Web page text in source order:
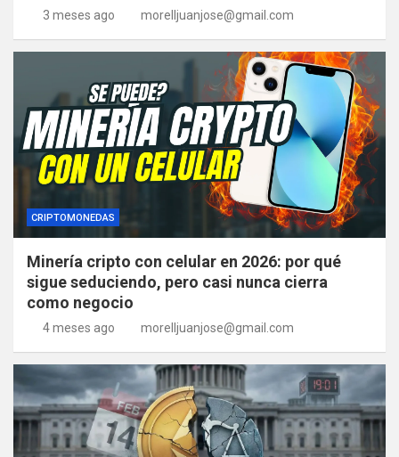
3 meses ago morelljuanjose@gmail.com
CRIPTOMONEDAS
Minería cripto con celular en 2026: por qué
sigue seduciendo, pero casi nunca cierra
como negocio
4 meses ago morelljuanjose@gmail.com